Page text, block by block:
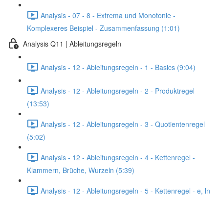
Analysis - 07 - 8 - Extrema und Monotonie -
Komplexeres Beispiel - Zusammenfassung (1:01)
Analysis Q11 | Ableitungsregeln
Analysis - 12 - Ableitungsregeln - 1 - Basics (9:04)
Analysis - 12 - Ableitungsregeln - 2 - Produktregel
(13:53)
Analysis - 12 - Ableitungsregeln - 3 - Quotientenregel
(5:02)
Analysis - 12 - Ableitungsregeln - 4 - Kettenregel -
Klammern, Brüche, Wurzeln (5:39)
Analysis - 12 - Ableitungsregeln - 5 - Kettenregel - e, ln